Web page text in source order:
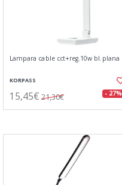
Lampara cable cct+reg.10w bl.plana
KORPASS
15,45€ 21,30€ - 27%